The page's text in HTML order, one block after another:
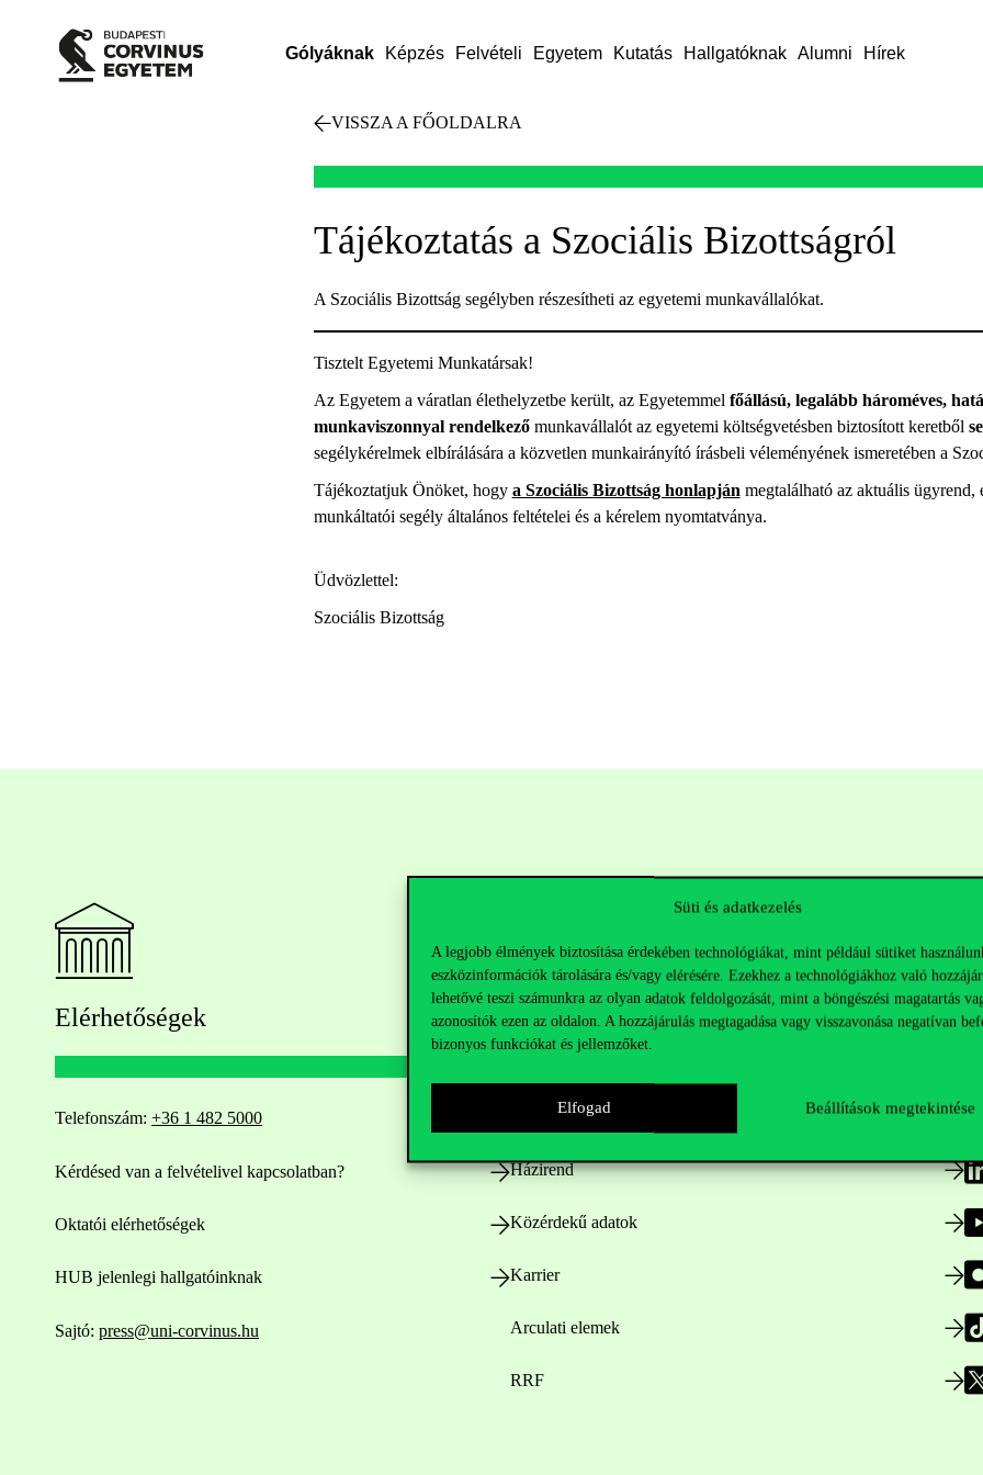
Süti és adatkezelés
A legjobb élmények biztosítása érdekében technológiákat, mint például sütiket
eszközinformációk tárolására és/vagy elérésére. Ezekhez a technológiákhoz való
lehetővé teszi számunkra az olyan adatok feldolgozását, mint a böngészési magatartás
azonosítók ezen az oldalon. A hozzájárulás megtagadása vagy visszavonása negatívan
bizonyos funkciókat és jellemzőket.
Elfogad Beállítások megtekintése
Gólyáknak Képzés Felvételi Egyetem Kutatás Hallgatóknak Alumni Hírek
VISSZA A FŐOLDALRA
Tájékoztatás a Szociális Bizottságról
A Szociális Bizottság segélyben részesítheti az egyetemi munkavállalókat.
Tisztelt Egyetemi Munkatársak!
Az Egyetem a váratlan élethelyzetbe került, az Egyetemmel főállású, legalább hároméves,
munkaviszonnyal rendelkezőmunkavállalót az egyetemi költségvetésben biztosított keretből
segélykérelmek elbírálására a közvetlen munkairányító írásbeli véleményének ismeretében a
Tájékoztatjuk Önöket, hogy a Szociális Bizottság honlapján megtalálható az aktuális ügyrend,
munkáltatói segély általános feltételei és a kérelem nyomtatványa.
Üdvözlettel:
Szociális Bizottság
Elérhetőségek
Telefonszám: +36 1 482 5000
Kérdésed van a felvételivel kapcsolatban?
Oktatói elérhetőségek
HUB jelenlegi hallgatóinknak
Sajtó: press@uni-corvinus.hu
Hasznos linkek
Nyitvatartás
Házirend
Közérdekű adatok
Karrier
Arculati elemek
RRF